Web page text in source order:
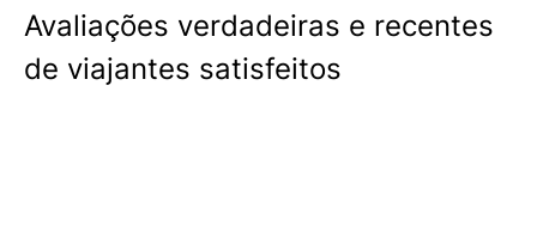
Avaliações verdadeiras e recentes
de viajantes satisfeitos